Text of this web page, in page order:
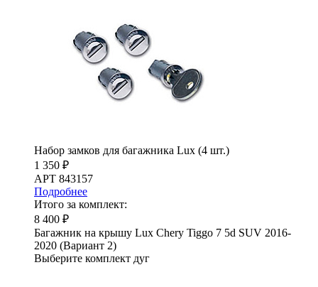
Набор замков для багажника Lux (4 шт.)
1 350 ₽
АРТ 843157
Подробнее
Итого за комплект:
8 400 ₽
Багажник на крышу Lux Chery Tiggo 7 5d SUV 2016-
2020 (Вариант 2)
Выберите комплект дуг